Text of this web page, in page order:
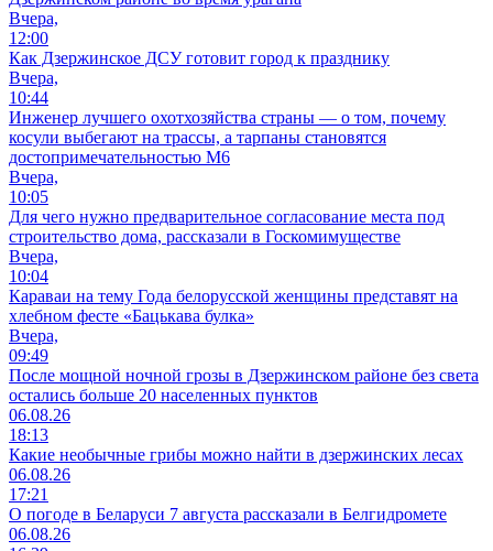
Вчера,
12:00
Как Дзержинское ДСУ готовит город к празднику
Вчера,
10:44
Инженер лучшего охотхозяйства страны — о том, почему
косули выбегают на трассы, а тарпаны становятся
достопримечательностью М6
Вчера,
10:05
Для чего нужно предварительное согласование места под
строительство дома, рассказали в Госкомимуществе
Вчера,
10:04
Караваи на тему Года белорусской женщины представят на
хлебном фесте «Бацькава булка»
Вчера,
09:49
После мощной ночной грозы в Дзержинском районе без света
остались больше 20 населенных пунктов
06.08.26
18:13
Какие необычные грибы можно найти в дзержинских лесах
06.08.26
17:21
О погоде в Беларуси 7 августа рассказали в Белгидромете
06.08.26